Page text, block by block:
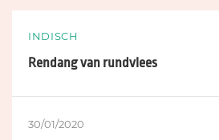
INDISCH
Rendang van rundvlees
30/01/2020